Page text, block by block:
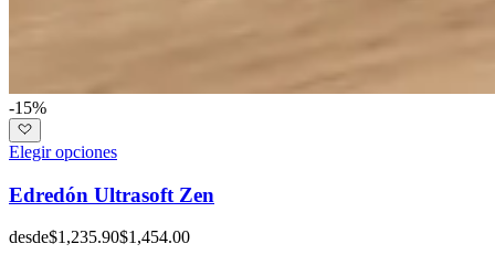
-15%
Elegir opciones
Edredón Ultrasoft Zen
desde$1,235.90$1,454.00